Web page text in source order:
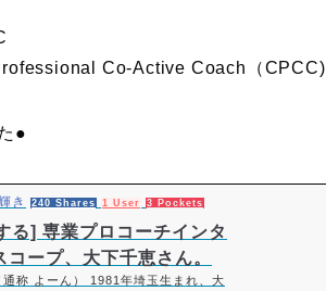
Co-Active Coach（CPCC)
●
き 240 Shares 1 User 3 Pockets
る] 専業プロコーチインタ
ープ、大下千恵さん。
称 よーん） 1981年埼玉生まれ、大